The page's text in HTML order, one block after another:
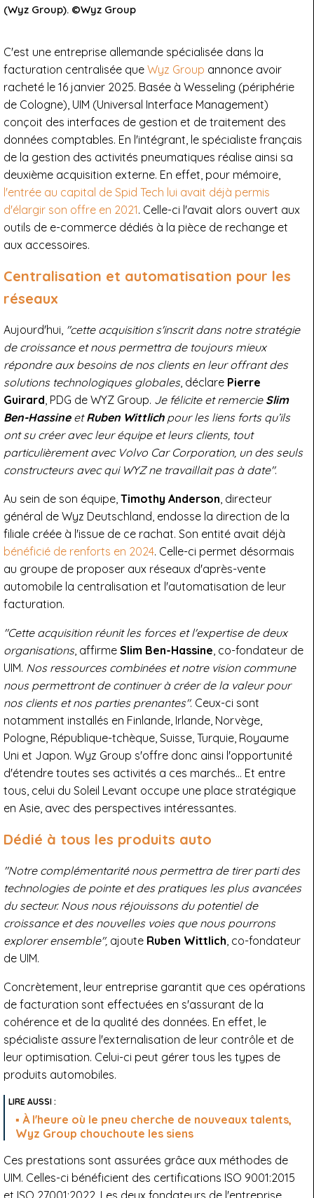
(Wyz Group). ©Wyz Group
C'est une entreprise allemande spécialisée dans la
facturation centralisée que Wyz Group annonce avoir
racheté le 16 janvier 2025. Basée à Wesseling (périphérie
de Cologne), UIM (Universal Interface Management)
conçoit des interfaces de gestion et de traitement des
données comptables. En l'intégrant, le spécialiste français
de la gestion des activités pneumatiques réalise ainsi sa
deuxième acquisition externe. En effet, pour mémoire,
l'entrée au capital de Spid Tech lui avait déjà permis
d'élargir son offre en 2021. Celle-ci l'avait alors ouvert aux
outils de e-commerce dédiés à la pièce de rechange et
aux accessoires.
Centralisation et automatisation pour les
réseaux
Aujourd'hui, "cette acquisition s'inscrit dans notre stratégie
de croissance et nous permettra de toujours mieux
répondre aux besoins de nos clients en leur offrant des
solutions technologiques globales, déclare Pierre
Guirard , PDG de WYZ Group. Je félicite et remercie Slim
Ben-HassineetRuben Wittlichpour les liens forts qu’ils
ont su créer avec leur équipe et leurs clients, tout
particulièrement avec Volvo Car Corporation, un des seuls
constructeurs avec qui WYZ ne travaillait pas à date".
Au sein de son équipe, Timothy Anderson , directeur
général de Wyz Deutschland, endosse la direction de la
filiale créée à l'issue de ce rachat. Son entité avait déjà
bénéficié de renforts en 2024. Celle-ci permet désormais
au groupe de proposer aux réseaux d'après-vente
automobile la centralisation et l'automatisation de leur
facturation.
"Cette acquisition réunit les forces et l'expertise de deux
organisations, affirme Slim Ben-Hassine , co-fondateur de
UIM. Nos ressources combinées et notre vision commune
nous permettront de continuer à créer de la valeur pour
nos clients et nos parties prenantes". Ceux-ci sont
notamment installés en Finlande, Irlande, Norvège,
Pologne, République-tchèque, Suisse, Turquie, Royaume
Uni et Japon. Wyz Group s'offre donc ainsi l'opportunité
d'étendre toutes ses activités a ces marchés... Et entre
tous, celui du Soleil Levant occupe une place stratégique
en Asie, avec des perspectives intéressantes.
Dédié à tous les produits auto
"Notre complémentarité nous permettra de tirer parti des
technologies de pointe et des pratiques les plus avancées
du secteur. Nous nous réjouissons du potentiel de
croissance et des nouvelles voies que nous pourrons
explorer ensemble", ajoute Ruben Wittlich , co-fondateur
de UIM.
Concrètement, leur entreprise garantit que ces opérations
de facturation sont effectuées en s'assurant de la
cohérence et de la qualité des données. En effet, le
spécialiste assure l'externalisation de leur contrôle et de
leur optimisation. Celui-ci peut gérer tous les types de
produits automobiles.
À l'heure où le pneu cherche de nouveaux talents,
Wyz Group chouchoute les siens
Ces prestations sont assurées grâce aux méthodes de
UIM. Celles-ci bénéficient des certifications ISO 9001:2015
et ISO 27001:2022. Les deux fondateurs de l'entreprise